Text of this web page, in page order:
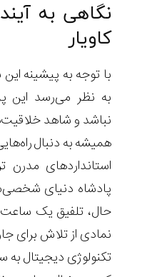
نگاهی به
کاویار
با توجه به پیشینه
به نظر می‌رسد این
نباشد و شاهد
همیشه به دنبال
استانداردهای مدرن
پادشاه دنیای
نمادی از تلاش برای
تکنولوژی دیجیتال